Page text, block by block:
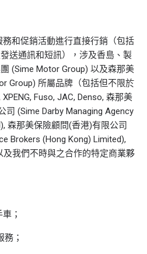
務和促銷活動進行直接行銷（包括
送通訊和短訊），涉及香島、製
(Sime Motor Group) 以及森那美
Group) 所屬品牌（包括但不限於
Fuso, JAC, Denso, 森那美
司 (Sime Darby Managing Agency
森那美保險顧問(香港)有限公司
Brokers (Hong Kong) Limited),
及我們不時與之合作的特定商業夥
；
務；